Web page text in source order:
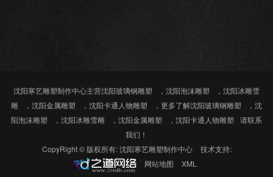
沈阳寒艺雕塑制作中心主营沈阳玻璃钢雕塑 ， 沈阳泡沫雕塑 ， 沈阳冰雕雪
雕
， 沈阳金属雕塑 ， 沈阳卡通人物雕塑 ，更多了解沈阳玻璃钢雕塑 ， 沈
阳泡沫雕塑
， 沈阳冰雕雪雕 ， 沈阳金属雕塑 ， 沈阳卡通人物雕塑
请联系
我们！
CopyRight © 版权所有:沈阳寒艺雕塑制作中心
技术支持:
网站地图
XML